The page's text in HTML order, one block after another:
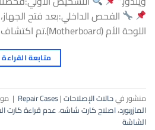
الفحص الداخلي:بعد فتح
اللوحة الأم (Motherboard).تم اكتشاف تآكل […]
متابعة القراءة
منشور فيحالات الإصلاحات | Repair Cases |
المازربورد،اصلاح كارت شاشه،عدم قراءة كارت
الشاشة